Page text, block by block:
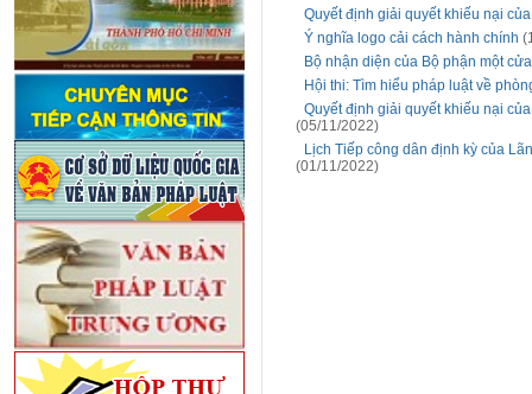
Quyết định giải quyết khiếu nại
Ý nghĩa logo cải cách hành chính
Bộ nhận diện của Bộ phận một cửa
Hội thi: Tìm hiểu pháp luật về
Quyết định giải quyết khiếu nại
(05/11/2022)
Lịch Tiếp công dân định kỳ của
(01/11/2022)